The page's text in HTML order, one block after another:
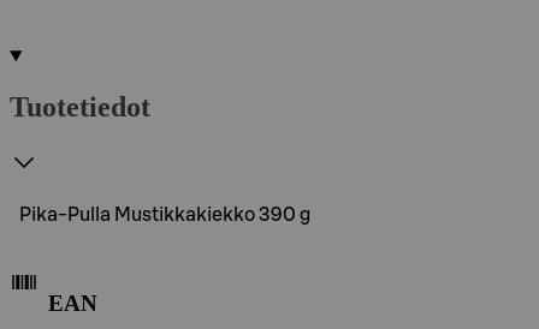
Tuotetiedot
Pika-Pulla Mustikkakiekko 390 g
EAN